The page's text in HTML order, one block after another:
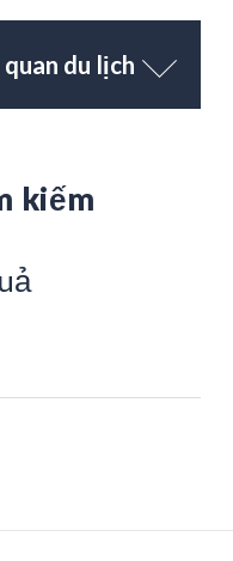
du lịch
kiếm